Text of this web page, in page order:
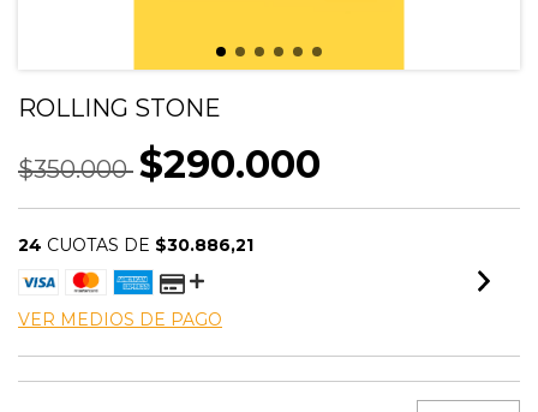
ROLLING STONE
$350.000 $290.000
24 CUOTAS DE $30.886,21
VER MEDIOS DE PAGO